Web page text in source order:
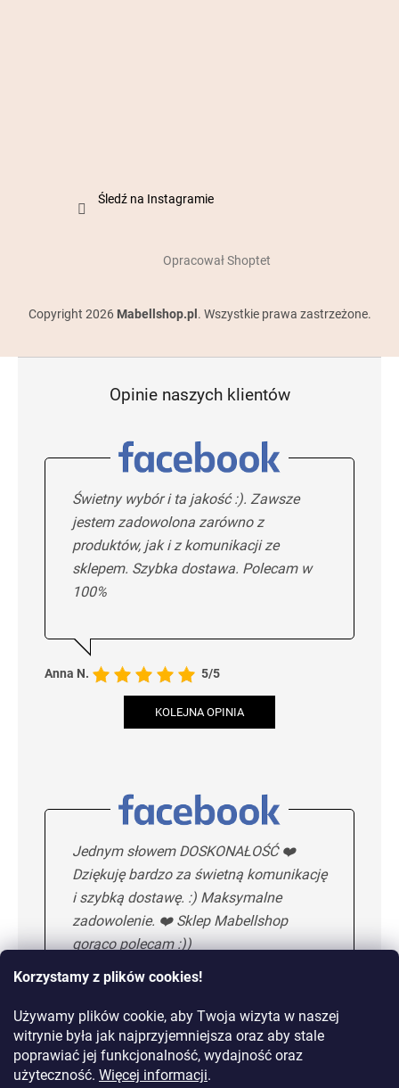
Korzystamy z plików cookies!
Używamy plików cookie, aby Twoja wizyta w naszej
witrynie była jak najprzyjemniejsza oraz aby stale
poprawiać jej funkcjonalność, wydajność oraz
użyteczność. Więcej informacji.
Śledź na Instagramie
Opracował Shoptet
Copyright 2026 Mabellshop.pl . Wszystkie prawa zastrzeżone.
Opinie naszych klientów
Świetny wybór i ta jakość :). Zawsze
jestem zadowolona zarówno z
produktów, jak i z komunikacji ze
sklepem. Szybka dostawa. Polecam w
100%
Anna N. 5/5
KOLEJNA OPINIA
Jednym słowem DOSKONAŁOŚĆ ❤️
Dziękuję bardzo za świetną komunikację
i szybką dostawę. :) Maksymalne
zadowolenie. ❤️ Sklep Mabellshop
gorąco polecam :))
Maria H. 5/5
KOLEJNA OPINIA